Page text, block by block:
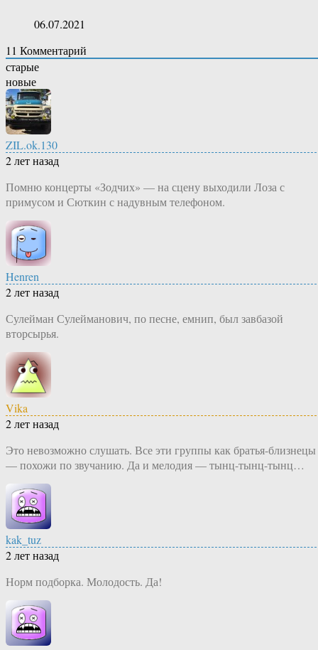
06.07.2021
11 Комментарий
старые
новые
ZIL.ok.130
2 лет назад
Помню концерты «Зодчих» — на сцену выходили Лоза с
примусом и Сюткин с надувным телефоном.
Henren
2 лет назад
Сулейман Сулейманович, по песне, емнип, был завбазой
вторсырья.
Vika
2 лет назад
Это невозможно слушать. Все эти группы как братья-близнецы
— похожи по звучанию. Да и мелодия — тынц-тынц-тынц…
kak_tuz
2 лет назад
Норм подборка. Молодость. Да!